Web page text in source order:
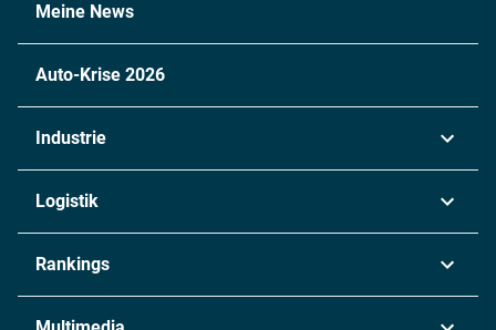
Meine News
Auto-Krise 2026
Industrie
Chemie
Metall
Logistik
Rankings